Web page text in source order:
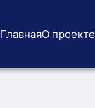
ГлавнаяО проекте